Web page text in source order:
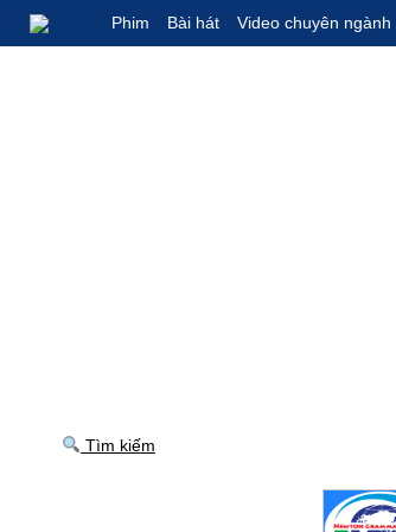
Phim Bài hát Video chuyên ngành
Tìm kiếm